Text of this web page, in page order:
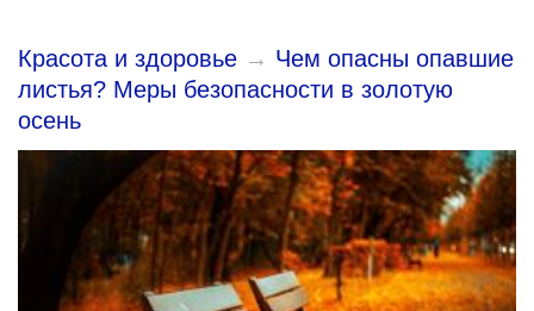
Красота и здоровье → Чем опасны опавшие
листья? Меры безопасности в золотую
осень